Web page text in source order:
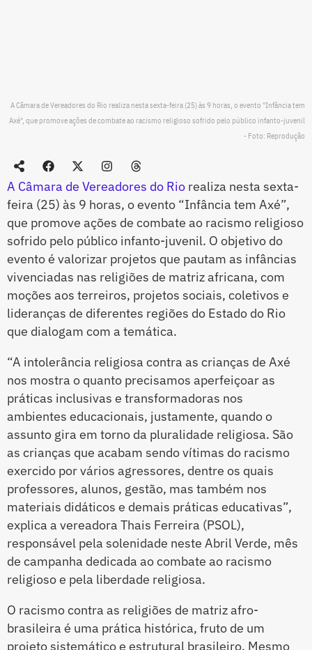
A Câmara de Vereadores do Rio realiza nesta sexta-feira (25) às 9 horas, o evento "Infância tem
Axé", que promove ações de combate ao racismo religioso sofrido pelo público infanto-juvenil
- Foto: Reprodução
A Câmara de Vereadores do Rio realiza nesta sexta-
feira (25) às 9 horas, o evento “Infância tem Axé”,
que promove ações de combate ao racismo religioso
sofrido pelo público infanto-juvenil. O objetivo do
evento é valorizar projetos que pautam as infâncias
vivenciadas nas religiões de matriz africana, com
moções aos terreiros, projetos sociais, coletivos e
lideranças de diferentes regiões do Estado do Rio
que dialogam com a temática.
“A intolerância religiosa contra as crianças de Axé
nos mostra o quanto precisamos aperfeiçoar as
práticas inclusivas e transformadoras nos
ambientes educacionais, justamente, quando o
assunto gira em torno da pluralidade religiosa. São
as crianças que acabam sendo vítimas do racismo
exercido por vários agressores, dentre os quais
professores, alunos, gestão, mas também nos
materiais didáticos e demais práticas educativas”,
explica a vereadora Thais Ferreira (PSOL),
responsável pela solenidade neste Abril Verde, mês
de campanha dedicada ao combate ao racismo
religioso e pela liberdade religiosa.
O racismo contra as religiões de matriz afro-
brasileira é uma prática histórica, fruto de um
projeto sistemático e estrutural brasileiro. Mesmo